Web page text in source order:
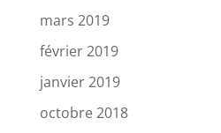
mars 2019
février 2019
janvier 2019
octobre 2018